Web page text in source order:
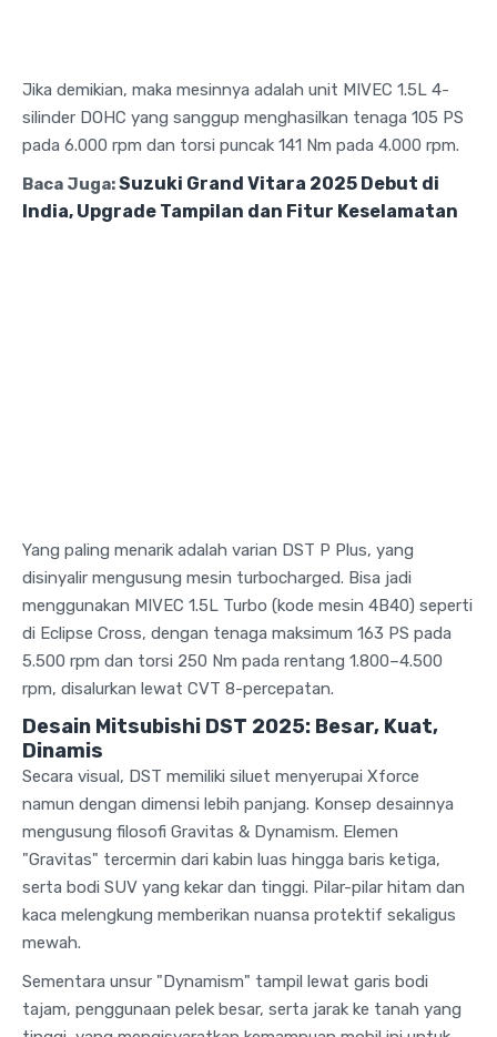
Jika demikian, maka mesinnya adalah unit MIVEC 1.5L 4-
silinder DOHC yang sanggup menghasilkan tenaga 105 PS
pada 6.000 rpm dan torsi puncak 141 Nm pada 4.000 rpm.
Baca Juga:Suzuki Grand Vitara 2025 Debut di
India, Upgrade Tampilan dan Fitur Keselamatan
Yang paling menarik adalah varian DST P Plus, yang
disinyalir mengusung mesin turbocharged. Bisa jadi
menggunakan MIVEC 1.5L Turbo (kode mesin 4B40) seperti
di Eclipse Cross, dengan tenaga maksimum 163 PS pada
5.500 rpm dan torsi 250 Nm pada rentang 1.800–4.500
rpm, disalurkan lewat CVT 8-percepatan.
Desain Mitsubishi DST 2025: Besar, Kuat,
Dinamis
Secara visual, DST memiliki siluet menyerupai Xforce
namun dengan dimensi lebih panjang. Konsep desainnya
mengusung filosofi Gravitas & Dynamism. Elemen
"Gravitas" tercermin dari kabin luas hingga baris ketiga,
serta bodi SUV yang kekar dan tinggi. Pilar-pilar hitam dan
kaca melengkung memberikan nuansa protektif sekaligus
mewah.
Sementara unsur "Dynamism" tampil lewat garis bodi
tajam, penggunaan pelek besar, serta jarak ke tanah yang